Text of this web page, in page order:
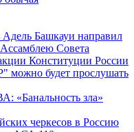
Адель Башкауи направил
Совета
Конституции России
можно будет прослушать
зла»
черкесов в Россию